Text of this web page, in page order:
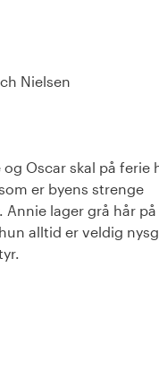
Nielsen
og Oscar skal på ferie
er byens strenge
Annie lager grå hår på
alltid er veldig